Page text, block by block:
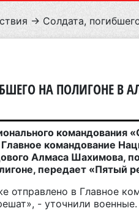
→ Солдата,
НА ПОЛИГОНЕ В
командования
командование
Алмаса Шахимова,
передает «Пятый
отправлено в Главное
- уточнили военные.